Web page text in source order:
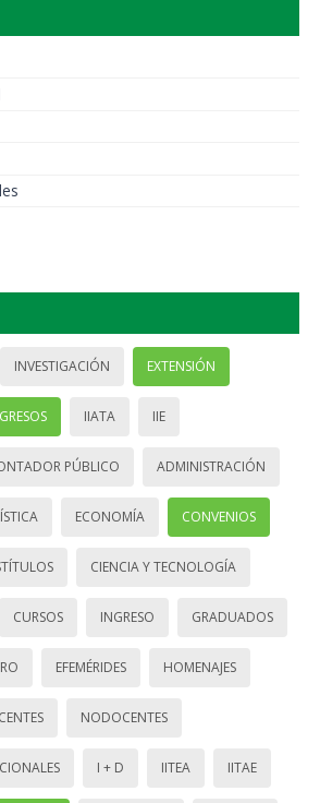
INVESTIGACIÓN EXTENSIÓN
IIATA IIE
PÚBLICO ADMINISTRACIÓN
ECONOMÍA CONVENIOS
CIENCIA Y TECNOLOGÍA
CURSOS INGRESO GRADUADOS
EFEMÉRIDES HOMENAJES
NODOCENTES
I + D IITEA IITAE